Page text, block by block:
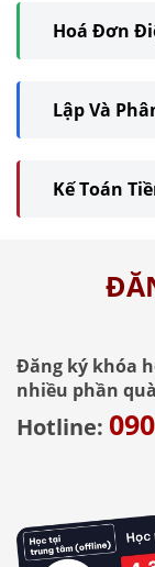
Hoá Đơn
Lập Và
Kế Toán
Đăng ký khóa
nhiều phần
Hotline: